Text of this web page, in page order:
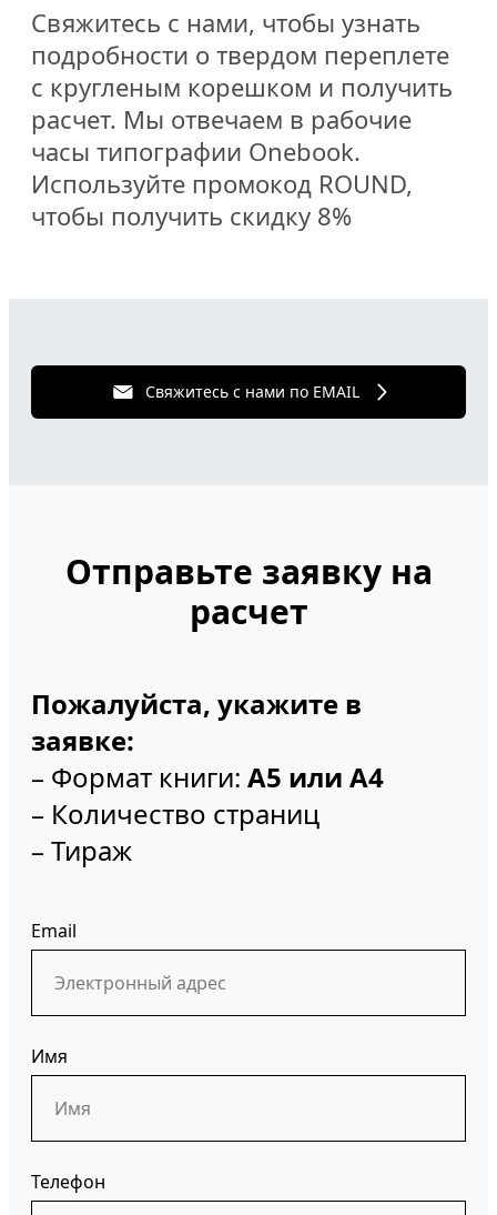
Свяжитесь с нами, чтобы узнать
подробности о твердом переплете
с кругленым корешком и получить
расчет. Мы отвечаем в рабочие
часы типографии Onebook.
Используйте промокод ROUND,
чтобы получить скидку 8%
Свяжитесь с нами по EMAIL
Отправьте заявку на
расчет
Пожалуйста, укажите в
заявке:
– Формат книги: А5 или А4
– Количество страниц
– Тираж
Email
Имя
Телефон